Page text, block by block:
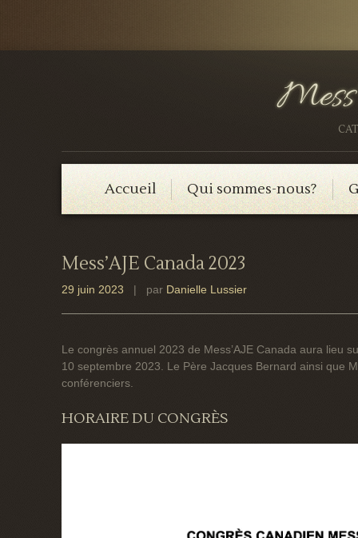
Accueil Qui sommes-nous?
Mess’AJE Canada 2023
29 juin 2023 | par Danielle Lussier
Le congrès annuel 2023 de Mess’AJE Canada aura lieu
10 septembre 2023. Le Père Jacques Bernard ainsi que
conférenciers.
HORAIRE DU CONGRÈS